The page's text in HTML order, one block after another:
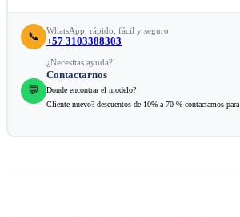
📞 WhatsApp, rápido, fácil y seguro
+57 3103388303
💬
¿Necesitas ayuda?
Contactarnos
Donde encontrar el modelo?
Cliente nuevo? descuentos de 10% a 70 % contactamos para